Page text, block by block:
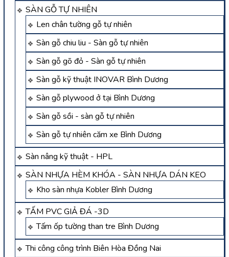
SÀN GỖ TỰ NHIÊN
Len chân tường gỗ tự nhiên
Sàn gỗ chiu liu - Sàn gỗ tự nhiên
Sàn gỗ gõ đỏ - Sàn gỗ tự nhiên
Sàn gỗ kỹ thuật INOVAR Bình Dương
Sàn gỗ plywood ở tại Bình Dương
Sàn gỗ sồi - sàn gỗ tự nhiên
Sàn gỗ tự nhiên căm xe Bình Dương
Sàn nâng kỹ thuật - HPL
SÀN NHỰA HÈM KHÓA - SÀN NHỰA DÁN KEO
Kho sàn nhựa Kobler Bình Dương
TẤM PVC GIẢ ĐÁ -3D
Tấm ốp tường than tre Bình Dương
Thi công công trình Biên Hòa Đồng Nai